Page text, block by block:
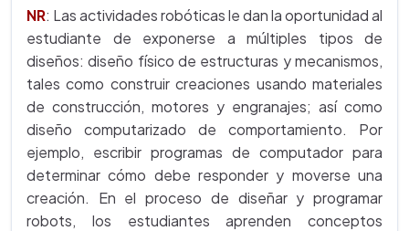
NR: Las actividades robóticas le dan la oportunidad al
estudiante de exponerse a múltiples tipos de
diseños: diseño físico de estructuras y mecanismos,
tales como construir creaciones usando materiales
de construcción, motores y engranajes; así como
diseño computarizado de comportamiento. Por
ejemplo, escribir programas de computador para
determinar cómo debe responder y moverse una
creación. En el proceso de diseñar y programar
robots, los estudiantes aprenden conceptos